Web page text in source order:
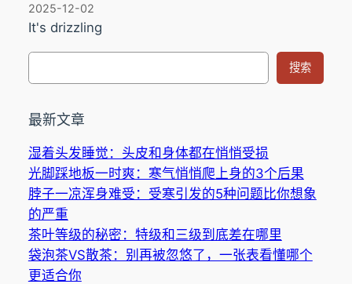
2025-12-02
It's drizzling
搜
搜索
最新文章
湿着头发睡觉：头皮和身体都在悄悄受损
光脚踩地板一时爽：寒气悄悄爬上身的3个后果
脖子一凉浑身难受：受寒引发的5种问题比你想象
的严重
茶叶等级的秘密：特级和三级到底差在哪里
袋泡茶VS散茶：别再被忽悠了，一张表看懂哪个
更适合你